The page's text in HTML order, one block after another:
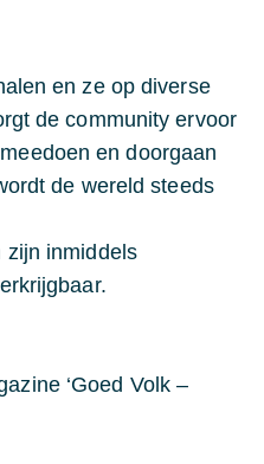
en ze op diverse
de community ervoor
en doorgaan
de wereld steeds
zijn inmiddels
‘Goed Volk –